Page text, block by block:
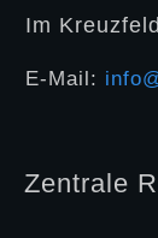
Im
E-Mail:
Zentrale